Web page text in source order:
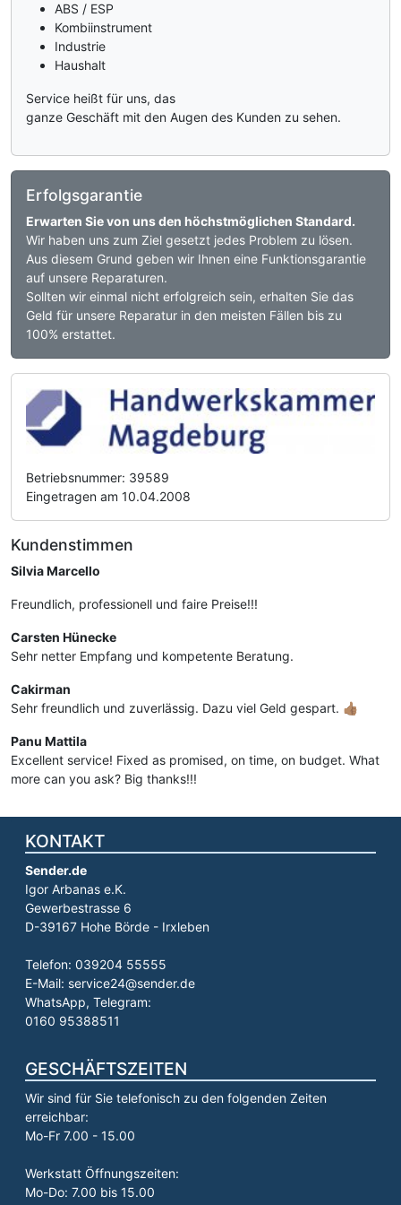
ABS / ESP
Kombiinstrument
Industrie
Haushalt
Service heißt für uns, das
ganze Geschäft mit den Augen des Kunden zu sehen.
Erfolgsgarantie
Erwarten Sie von uns den höchstmöglichen Standard.
Wir haben uns zum Ziel gesetzt jedes Problem zu lösen.
Aus diesem Grund geben wir Ihnen eine Funktionsgarantie
auf unsere Reparaturen.
Sollten wir einmal nicht erfolgreich sein, erhalten Sie das
Geld für unsere Reparatur in den meisten Fällen bis zu
100% erstattet.
Betriebsnummer: 39589
Eingetragen am 10.04.2008
Kundenstimmen
Silvia Marcello
Freundlich, professionell und faire Preise!!!
Carsten Hünecke
Sehr netter Empfang und kompetente Beratung.
Cakirman
Sehr freundlich und zuverlässig. Dazu viel Geld gespart. 👍🏽
Panu Mattila
Excellent service! Fixed as promised, on time, on budget. What
more can you ask? Big thanks!!!
KONTAKT
Sender.de
Igor Arbanas e.K.
Gewerbestrasse 6
D-39167 Hohe Börde - Irxleben
Telefon: 039204 55555
E-Mail: service24@sender.de
WhatsApp, Telegram:
0160 95388511
GESCHÄFTSZEITEN
Wir sind für Sie telefonisch zu den folgenden Zeiten
erreichbar:
Mo-Fr 7.00 - 15.00
Werkstatt Öffnungszeiten:
Mo-Do: 7.00 bis 15.00